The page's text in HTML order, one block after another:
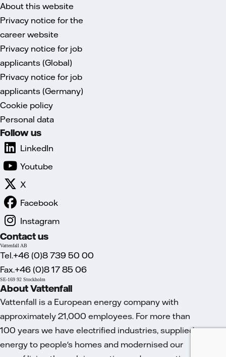
About this website
Privacy notice for the
career website
Privacy notice for job
applicants (Global)
Privacy notice for job
applicants (Germany)
Cookie policy
Personal data
Follow us
LinkedIn
Youtube
X
Facebook
Instagram
Contact us
Vattenfall AB
Tel.+46 (0)8 739 50 00
Fax.+46 (0)8 17 85 06
SE-169 92 Stockholm
About Vattenfall
Vattenfall is a European energy company with
approximately 21,000 employees. For more than
100 years we have electrified industries, supplied
energy to people's homes and modernised our